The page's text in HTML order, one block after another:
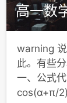
高一数
warning
此。有些
一、公式